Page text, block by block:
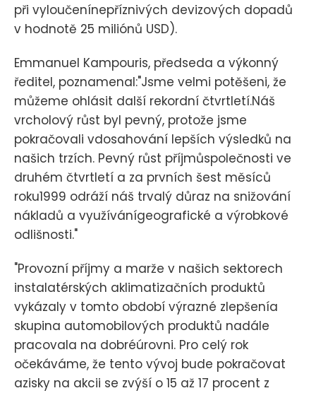
při vyloučenínepříznivých devizových dopadů
v hodnotě 25 miliónů USD).
Emmanuel Kampouris, předseda a výkonný
ředitel, poznamenal:"Jsme velmi potěšeni, že
můžeme ohlásit další rekordní čtvrtletí.Náš
vrcholový růst byl pevný, protože jsme
pokračovali vdosahování lepších výsledků na
našich trzích. Pevný růst příjmůspolečnosti ve
druhém čtvrtletí a za prvních šest měsíců
roku1999 odráží náš trvalý důraz na snižování
nákladů a využívánígeografické a výrobkové
odlišnosti."
"Provozní příjmy a marže v našich sektorech
instalatérských aklimatizačních produktů
vykázaly v tomto období výrazné zlepšenía
skupina automobilových produktů nadále
pracovala na dobréúrovni. Pro celý rok
očekáváme, že tento vývoj bude pokračovat
azisky na akcii se zvýší o 15 až 17 procent z